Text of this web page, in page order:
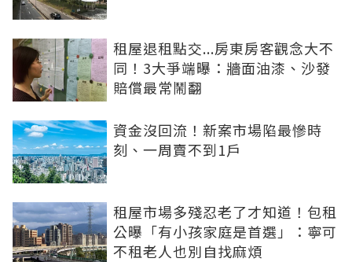
租屋退租點交...房東房客觀念大不
同！3大爭端曝：牆面油漆、沙發
賠償最常鬧翻
資金沒回流！新案市場陷最慘時
刻、一周賣不到1戶
租屋市場多殘忍老了才知道！包租
公曝「有小孩家庭是首選」：寧可
不租老人也別自找麻煩